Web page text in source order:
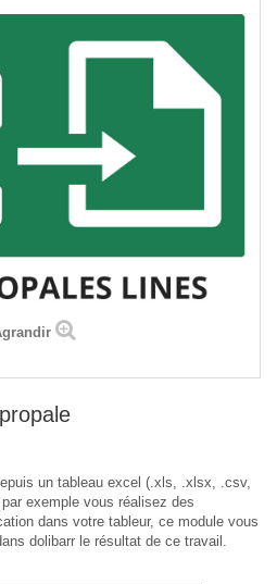
un tableau excel (.xls, .xlsx, .csv,
exemple vous réalisez des
dans votre tableur, ce module vous
dolibarr le résultat de ce travail.